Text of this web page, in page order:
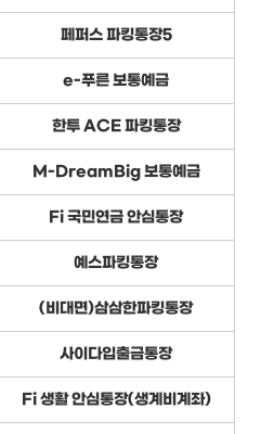
페퍼스 파킹통장5
e-푸른 보통예금
한투 ACE 파킹통장
M-DreamBig 보통예금
Fi 국민연금 안심통장
예스파킹통장
(비대면)삼삼한파킹통장
사이다입출금통장
Fi 생활 안심통장(생계비계좌)